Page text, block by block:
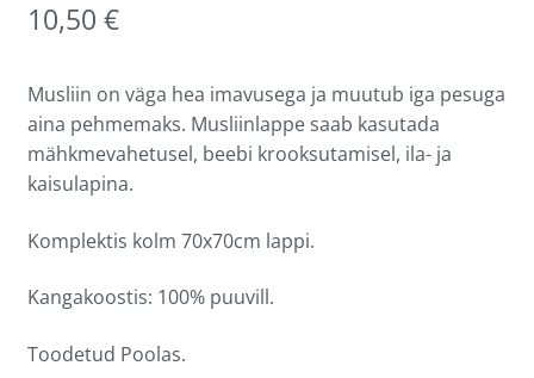
10,50 €
Musliin on väga hea imavusega ja muutub iga pesuga
aina pehmemaks. Musliinlappe saab kasutada
mähkmevahetusel, beebi krooksutamisel, ila- ja
kaisulapina.
Komplektis kolm 70x70cm lappi.
Kangakoostis: 100% puuvill.
Toodetud Poolas.